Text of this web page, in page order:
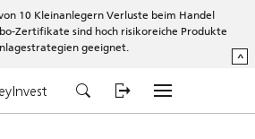
10 Kleinanlegern Verluste beim Handel
Zertifikate sind hoch risikoreiche Produkte
geeignet.
^